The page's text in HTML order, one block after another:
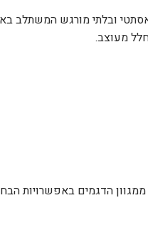
אסתטי ובלתי מורגש המשתלב
מעוצב.
הדגמים באפשרויות